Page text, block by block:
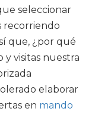
seleccionar
recorriendo
que, ¿por qué
y visitas nuestra
elaborar
en mando